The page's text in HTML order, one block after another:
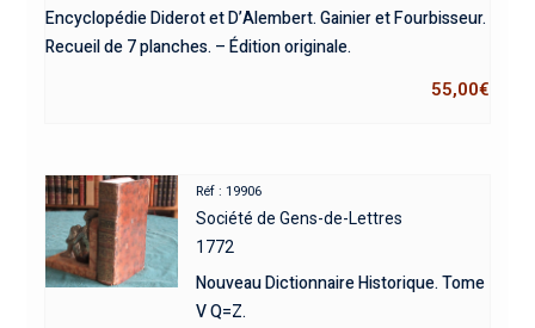
Encyclopédie Diderot et D’Alembert. Gainier et Fourbisseur.
Recueil de 7 planches. – Édition originale.
55,00€
Réf : 19906
Société de Gens-de-Lettres
1772
Nouveau Dictionnaire Historique. Tome
V Q=Z.